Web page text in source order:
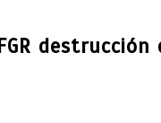
FGR destrucción